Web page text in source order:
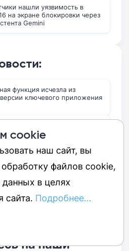
нашли уязвимость в
на экране блокировки через
Gemini
функция исчезла из
ключевого приложения
с ключевыми
еженедельного опроса:
— решение проблемы»
на наши
cookie
наш сайт, вы
файлов cookie,
данных в целях
сайта. Подробнее...